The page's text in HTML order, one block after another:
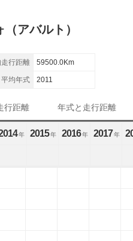
アバルト）
行距離 59500.0Km
平均年式 2011
行距離 年式と走行距離
年 2015年 2016年 2017年